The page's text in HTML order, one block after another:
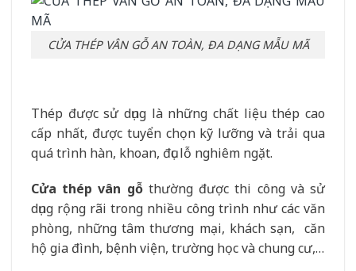
CỬA THÉP VÂN GỖ AN TOÀN, ĐA DẠNG MẪU MÃ
Thép được sử dụng là những chất liệu thép cao
cấp nhất, được tuyển chọn kỹ lưỡng và trải qua
quá trình hàn, khoan, đục lỗ nghiêm ngặt.
Cửa thép vân gỗ thường được thi công và sử
dụng rộng rãi trong nhiều công trình như các văn
phòng, những tâm thương mại, khách sạn, căn
hộ gia đình, bệnh viện, trường học và chung cư,…